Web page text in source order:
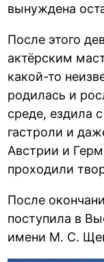
вынуждена
После этого
актёрским
какой-то
родилась и
среде, ездила
гастроли и
Австрии и
проходили
После
поступила в
имени М. С.